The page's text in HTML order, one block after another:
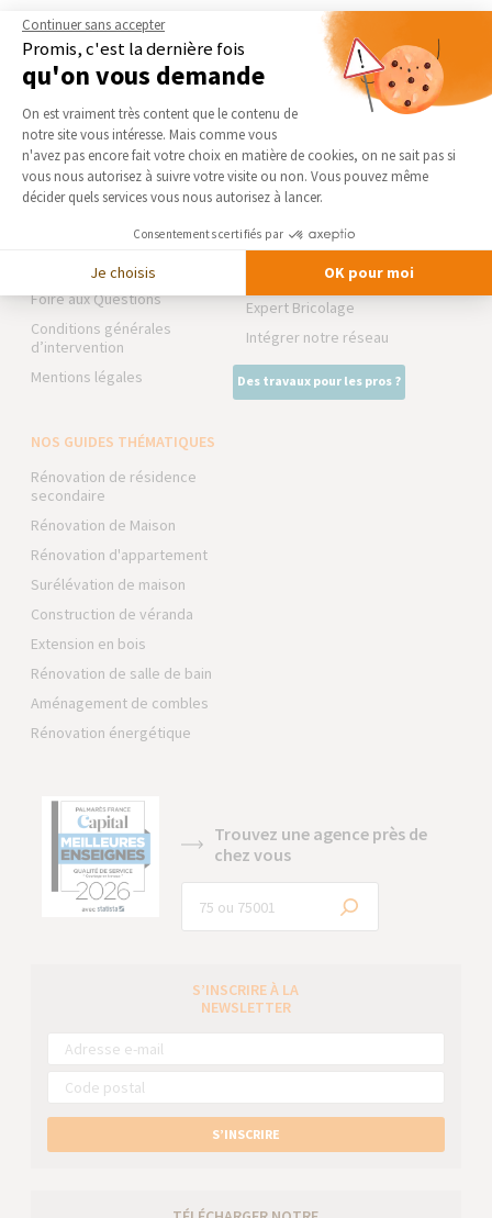
AGENCE DE LILLE-NORD
Qui sommes-nous
Actualités
Notre charte qualité
Partenaires
Trouver une agence
Devenir franchisé
Foire aux Questions
Conditions générales
d’intervention
Mentions légales
NOS DOMAINES
D’INTERVENTION
EXTENSION
RÉNOVATION INTÉRIEURE
TRAVAUX EXTÉRIEURS
NOS PARTENAIRES
La Maison des Architectes
Expert Bricolage
Intégrer notre réseau
Des travaux pour les pros ?
NOS GUIDES THÉMATIQUES
Rénovation de résidence
secondaire
Rénovation de Maison
Rénovation d'appartement
Surélévation de maison
Construction de véranda
Extension en bois
Rénovation de salle de bain
Aménagement de combles
Rénovation énergétique
Trouvez une agence près de
chez vous
S’INSCRIRE À LA
NEWSLETTER
S’INSCRIRE
Continuer sans accepter
Promis, c'est la dernière fois
qu'on vous demande
Plateforme de Gestion du
On est vraiment très content que le contenu de
notre site vous intéresse. Mais comme vous
n'avez pas encore fait votre choix en matière de cookies, on ne sait pas si
vous nous autorisez à suivre votre visite ou non. Vous pouvez même
décider quels services vous nous autorisez à lancer.
Consentements certifiés par
Je choisis OK pour moi
Axeptio consent